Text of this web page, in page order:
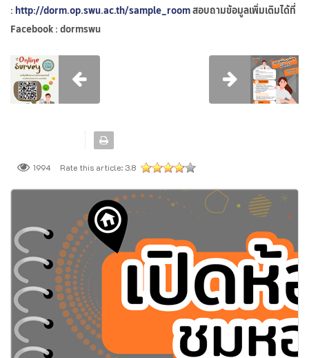
: http://dorm.op.swu.ac.th/sample_roomสอบถามข้อมูลเพิ่มเติมได้ที่
Facebook : dormswu
1994 Rate this article: 3.8